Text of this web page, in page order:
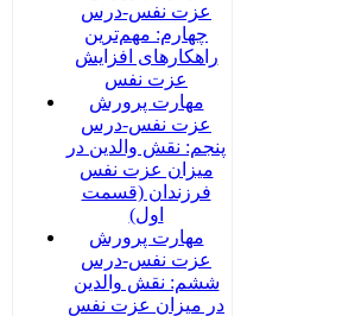
عزت نفس-درس
چهارم: مهم‌ترین
راهکارهای افزایش
عزت نفس
مهارت پرورش
عزت نفس-درس
پنجم: نقش والدین در
میزان عزت نفس
فرزندان (قسمت
اول)
مهارت پرورش
عزت نفس-درس
ششم: نقش والدین
در میزان عزت نفس